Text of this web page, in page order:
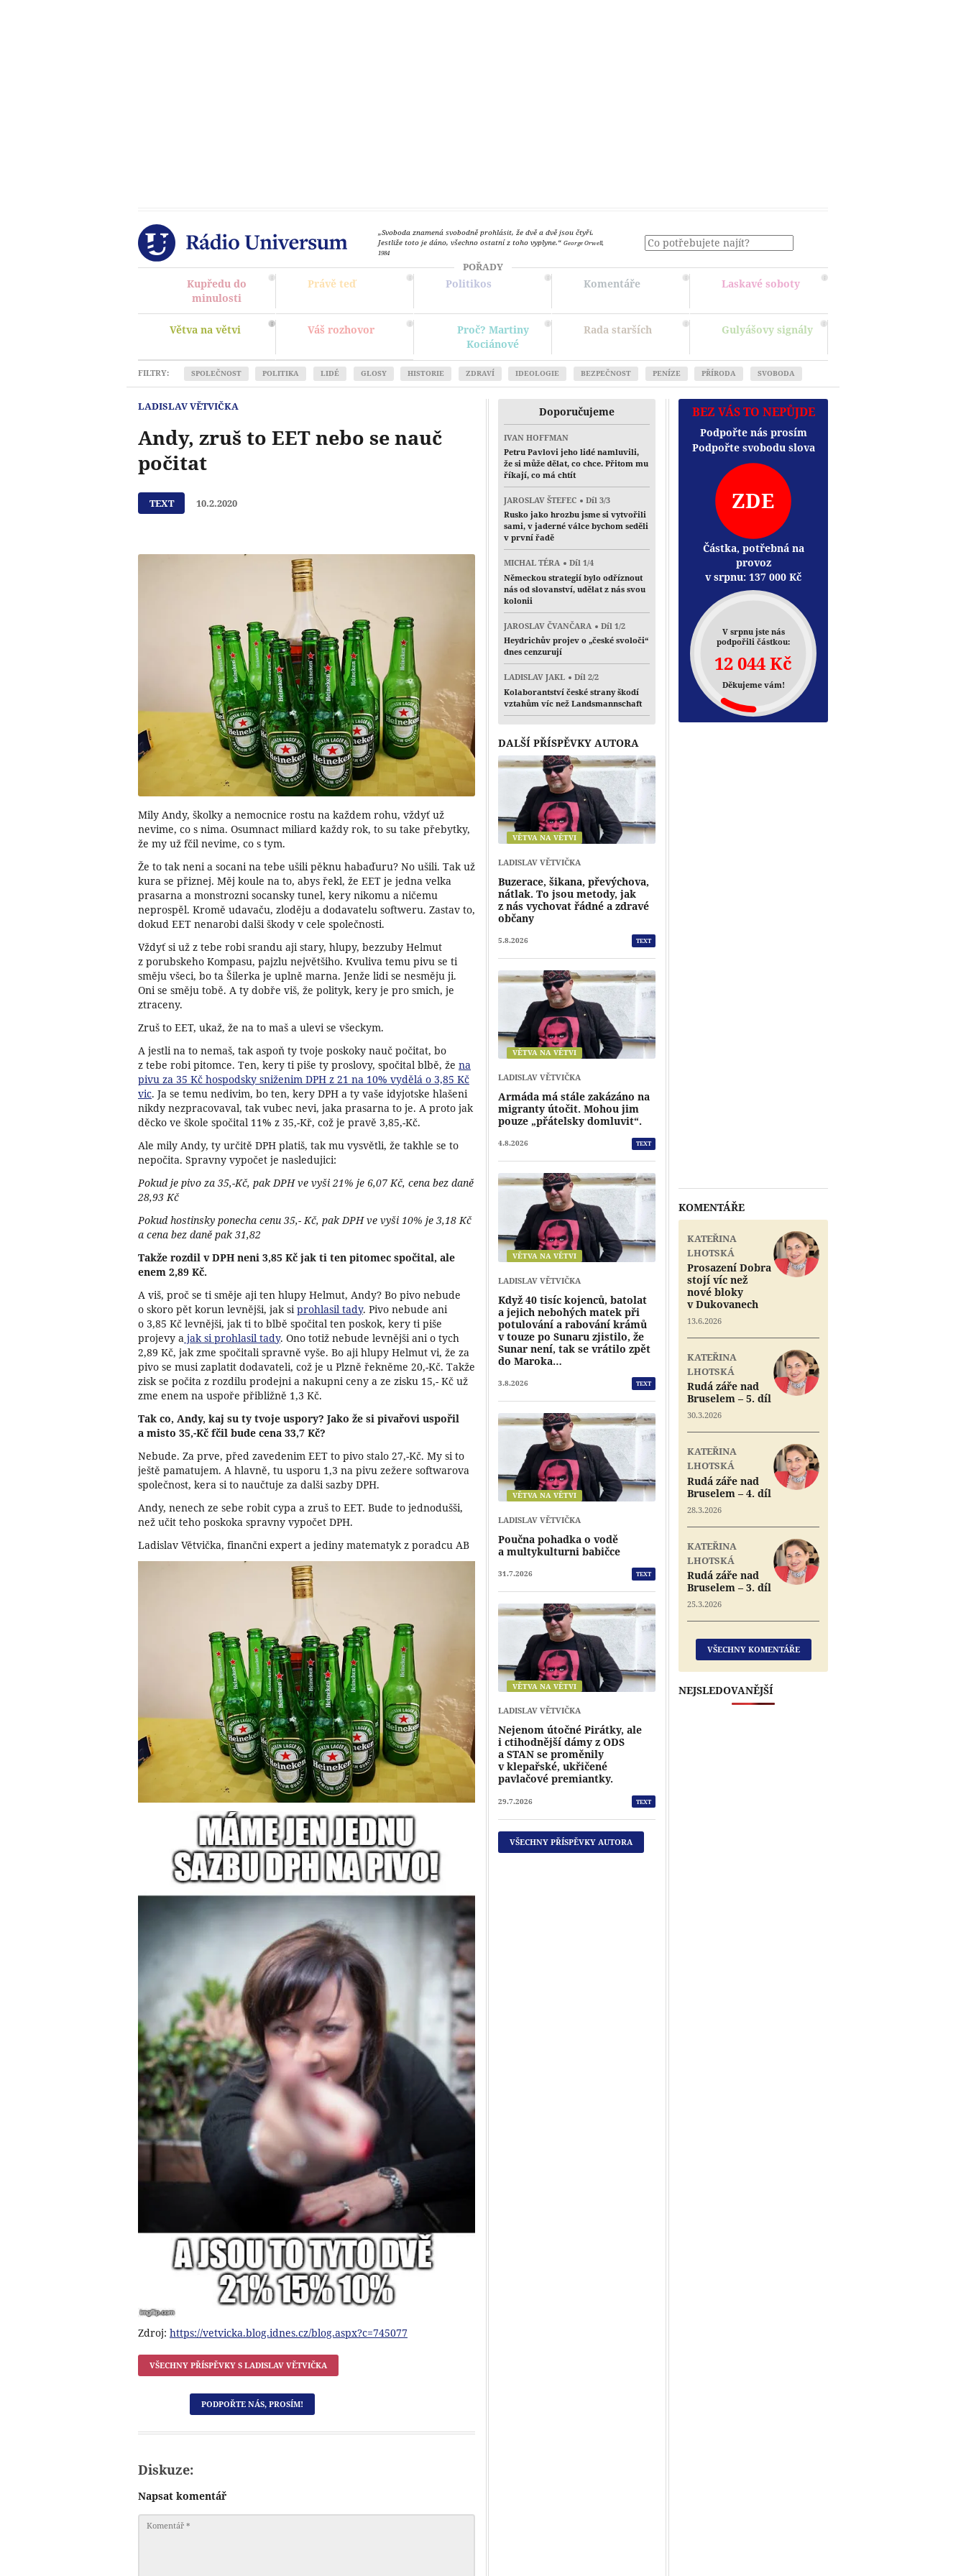
„Svoboda znamená svobodně prohlásit, že dvě a dvě jsou čtyři.
Jestliže toto je dáno, všechno ostatní z toho vyplyne.“ George Orwell,
1984
POŘADY
Kupředu do
minulosti
Právě teď Politikos Komentáře Laskavé soboty
Větva na větvi Váš rozhovor
Proč? Martiny
Kociánové
Rada starších Gulyášovy signály
FILTRY: SPOLEČNOST POLITIKA LIDÉ GLOSY HISTORIE ZDRAVÍ IDEOLOGIE BEZPEČNOST PENÍZE PŘÍRODA SVOBODA
LADISLAV VĚTVIČKA
Andy, zruš to EET nebo se nauč
počitat
TEXT 10.2.2020
Mily Andy, školky a nemocnice rostu na každem rohu, vždyť už
nevime, co s nima. Osumnact miliard každy rok, to su take přebytky,
že my už fčil nevime, co s tym.
Že to tak neni a socani na tebe ušili pěknu habaďuru? No ušili. Tak už
kura se přiznej. Měj koule na to, abys řekl, že EET je jedna velka
prasarna a monstrozni socansky tunel, kery nikomu a ničemu
neprospěl. Kromě udavaču, zloděju a dodavatelu softweru. Zastav to,
dokud EET nenarobi dalši škody v cele společnosti.
Vždyť si už z tebe robi srandu aji stary, hlupy, bezzuby Helmut
z porubskeho Kompasu, pajzlu největšiho. Kvuliva temu pivu se ti
směju všeci, bo ta Šilerka je uplně marna. Jenže lidi se nesměju ji.
Oni se směju tobě. A ty dobře viš, že polityk, kery je pro smich, je
ztraceny.
Zruš to EET, ukaž, že na to maš a ulevi se všeckym.
A jestli na to nemaš, tak aspoň ty tvoje poskoky nauč počitat, bo
z tebe robi pitomce. Ten, kery ti piše ty proslovy, spočital blbě, že na
pivu za 35 Kč hospodsky sniženim DPH z 21 na 10% vydělá o 3,85 Kč
vic. Ja se temu nedivim, bo ten, kery DPH a ty vaše idyjotske hlašeni
nikdy nezpracovaval, tak vubec nevi, jaka prasarna to je. A proto jak
děcko ve škole spočital 11% z 35,-Kř, což je pravě 3,85,-Kč.
Ale mily Andy, ty určitě DPH platiš, tak mu vysvětli, že takhle se to
nepočita. Spravny vypočet je nasledujici:
Pokud je pivo za 35,-Kč, pak DPH ve vyši 21% je 6,07 Kč, cena bez daně
28,93 Kč
Pokud hostinsky ponecha cenu 35,- Kč, pak DPH ve vyši 10% je 3,18 Kč
a cena bez daně pak 31,82
Takže rozdil v DPH neni 3,85 Kč jak ti ten pitomec spočital, ale
enem 2,89 Kč.
A viš, proč se ti směje aji ten hlupy Helmut, Andy? Bo pivo nebude
o skoro pět korun levnějši, jak si prohlasil tady. Pivo nebude ani
o 3,85 Kč levnějši, jak ti to blbě spočital ten poskok, kery ti piše
projevy a jak si prohlasil tady. Ono totiž nebude levnějši ani o tych
2,89 Kč, jak zme spočitali spravně vyše. Bo aji hlupy Helmut vi, že za
pivo se musi zaplatit dodavateli, což je u Plzně řekněme 20,-Kč. Takže
zisk se počita z rozdilu prodejni a nakupni ceny a ze zisku 15,- Kč už
zme enem na uspoře přibližně 1,3 Kč.
Tak co, Andy, kaj su ty tvoje uspory? Jako že si pivařovi uspořil
a misto 35,-Kč fčil bude cena 33,7 Kč?
Nebude. Za prve, před zavedenim EET to pivo stalo 27,-Kč. My si to
ještě pamatujem. A hlavně, tu usporu 1,3 na pivu zežere softwarova
společnost, kera si to naučtuje za dalši sazby DPH.
Andy, nenech ze sebe robit cypa a zruš to EET. Bude to jednodušši,
než učit teho poskoka spravny vypočet DPH.
Ladislav Větvička, finančni expert a jediny matematyk z poradcu AB
Zdroj: https://vetvicka.blog.idnes.cz/blog.aspx?c=745077
VŠECHNY PŘÍSPĚVKY S LADISLAV VĚTVIČKA
PODPOŘTE NÁS, PROSÍM!
Diskuze:
Napsat komentář
Doporučujeme
IVAN HOFFMAN
Petru Pavlovi jeho lidé namluvili,
že si může dělat, co chce. Přitom mu
říkají, co má chtít
JAROSLAV ŠTEFEC
Díl 3/3
Rusko jako hrozbu jsme si vytvořili
sami, v jaderné válce bychom seděli
v první řadě
MICHAL TÉRA
Díl 1/4
Německou strategií bylo odříznout
nás od slovanství, udělat z nás svou
kolonii
JAROSLAV ČVANČARA
Díl 1/2
Heydrichův projev o „české svoloči“
dnes cenzurují
LADISLAV JAKL
Díl 2/2
Kolaborantství české strany škodí
vztahům víc než Landsmannschaft
DALŠÍ PŘÍSPĚVKY AUTORA
VĚTVA NA VĚTVI
LADISLAV VĚTVIČKA
Buzerace, šikana, převýchova,
nátlak. To jsou metody, jak
z nás vychovat řádné a zdravé
občany
5.8.2026 TEXT
VĚTVA NA VĚTVI
LADISLAV VĚTVIČKA
Armáda má stále zakázáno na
migranty útočit. Mohou jim
pouze „přátelsky domluvit“.
4.8.2026 TEXT
VĚTVA NA VĚTVI
LADISLAV VĚTVIČKA
Když 40 tisíc kojenců, batolat
a jejich nebohých matek při
potulování a rabování krámů
v touze po Sunaru zjistilo, že
Sunar není, tak se vrátilo zpět
do Maroka…
3.8.2026 TEXT
VĚTVA NA VĚTVI
LADISLAV VĚTVIČKA
Poučna pohadka o vodě
a multykulturni babičce
31.7.2026 TEXT
VĚTVA NA VĚTVI
LADISLAV VĚTVIČKA
Nejenom útočné Pirátky, ale
i ctihodnější dámy z ODS
a STAN se proměnily
v klepařské, ukřičené
pavlačové premiantky.
29.7.2026 TEXT
VŠECHNY PŘÍSPĚVKY AUTORA
BEZ VÁS TO NEPŮJDE
Podpořte nás prosím
Podpořte svobodu slova
ZDE
Částka, potřebná na
provoz
v srpnu: 137 000 Kč
V srpnu jste nás
podpořili částkou:
12 044 Kč
Děkujeme vám!
KOMENTÁŘE
KATEŘINA
LHOTSKÁ
Prosazení Dobra
stojí víc než
nové bloky
v Dukovanech
13.6.2026
KATEŘINA
LHOTSKÁ
Rudá záře nad
Bruselem – 5. díl
30.3.2026
KATEŘINA
LHOTSKÁ
Rudá záře nad
Bruselem – 4. díl
28.3.2026
KATEŘINA
LHOTSKÁ
Rudá záře nad
Bruselem – 3. díl
25.3.2026
VŠECHNY KOMENTÁŘE
NEJSLEDOVANĚJŠÍ